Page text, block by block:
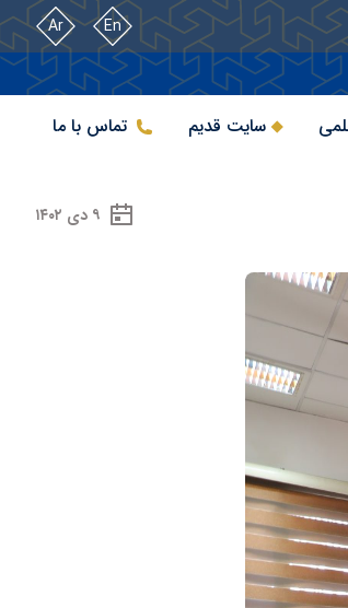
En
Ar
سایت قدیم تماس با ما
۹ دی ۱۴۰۲